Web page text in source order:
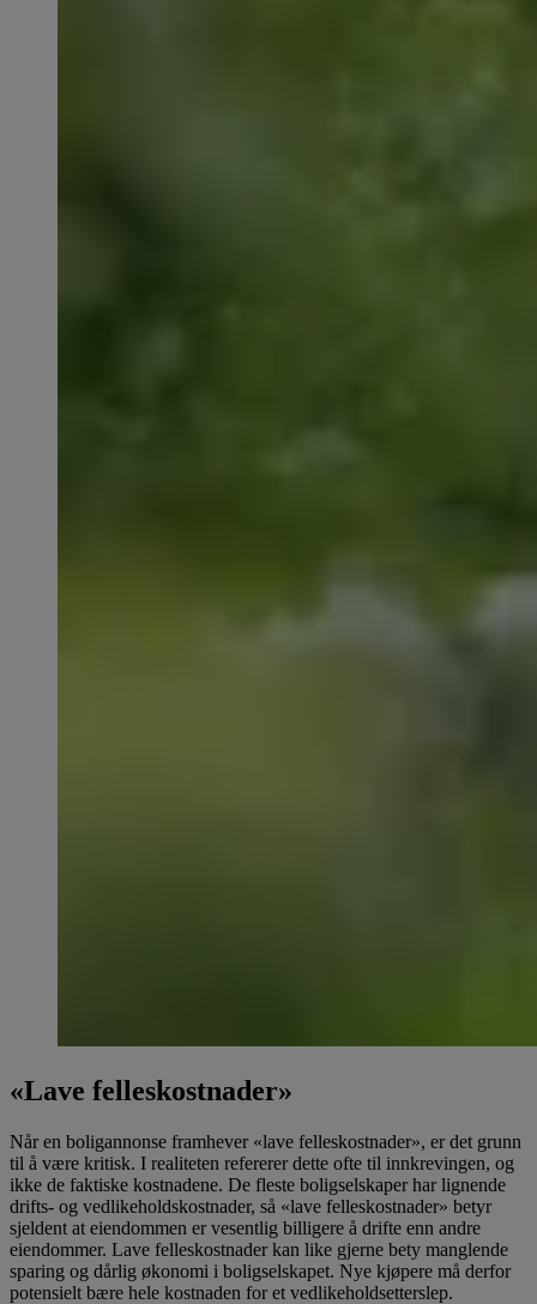
«Lave felleskostnader»
Når en boligannonse framhever «lave felleskostnader», er det grunn
til å være kritisk. I realiteten refererer dette ofte til innkrevingen, og
ikke de faktiske kostnadene. De fleste boligselskaper har lignende
drifts- og vedlikeholdskostnader, så «lave felleskostnader» betyr
sjeldent at eiendommen er vesentlig billigere å drifte enn andre
eiendommer. Lave felleskostnader kan like gjerne bety manglende
sparing og dårlig økonomi i boligselskapet. Nye kjøpere må derfor
potensielt bære hele kostnaden for et vedlikeholdsetterslep.